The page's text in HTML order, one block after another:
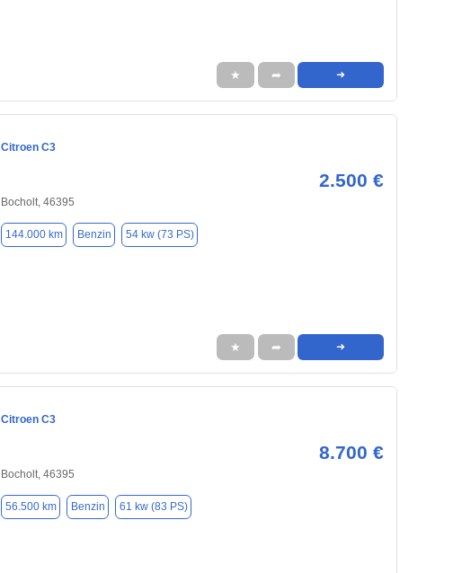
★ ➦ ➜
Citroen C3
2.500 €
Bocholt, 46395
144.000 km Benzin 54 kw (73 PS)
★ ➦ ➜
Citroen C3
8.700 €
Bocholt, 46395
56.500 km Benzin 61 kw (83 PS)